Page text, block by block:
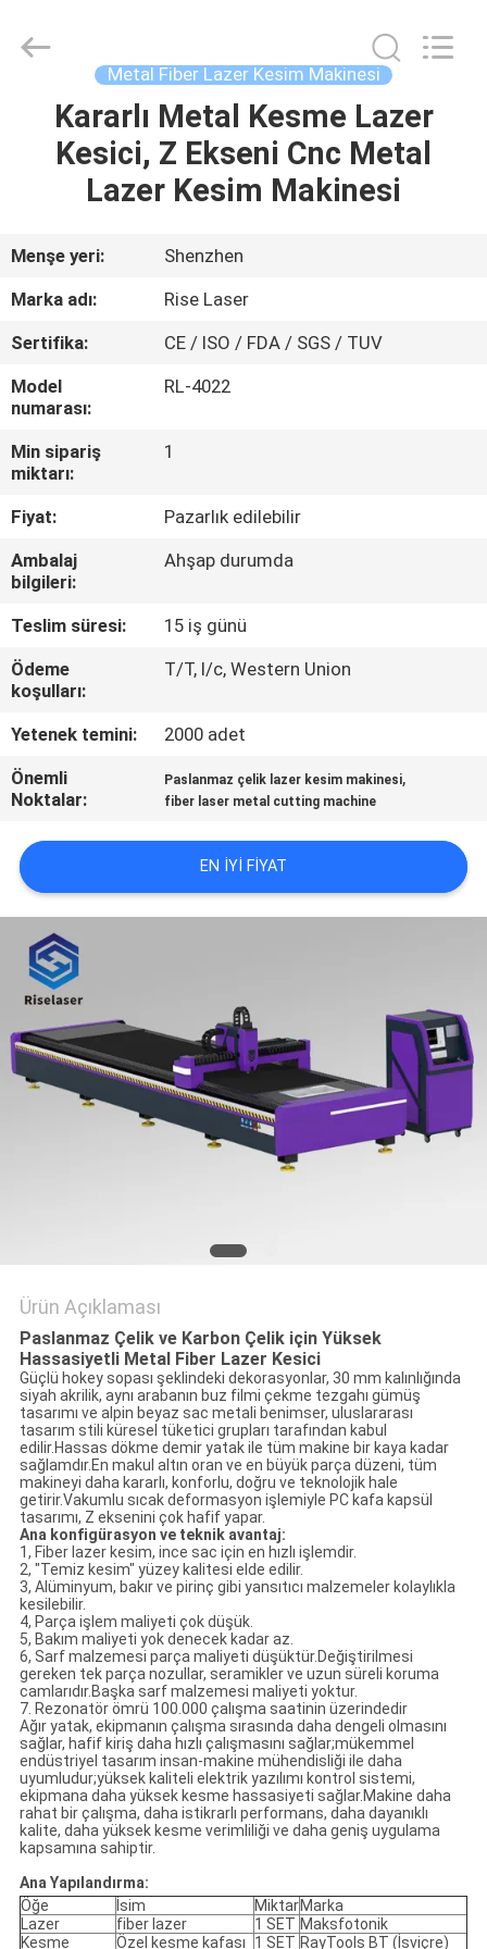
ÜRÜN:%
SG
GÖSTERISI
HAKKIMIZDA
FABRIKA
TURU
KALITE
KONTROL
BIZE
BIR
ISTEĞI
РУССКИЙ
САЙТ
SITE
HARITASI
Technology
Metal Fiber Lazer Kesim Makinesi
Kararlı Metal Kesme Lazer
Kesici, Z Ekseni Cnc Metal
Lazer Kesim Makinesi
Menşe yeri:
Shenzhen
Marka adı:
Rise Laser
Sertifika:
CE / ISO / FDA / SGS / TUV
Model
numarası:
RL-4022
Min sipariş
miktarı:
1
Fiyat:
Pazarlık edilebilir
Ambalaj
bilgileri:
Ahşap durumda
Teslim süresi:
15 iş günü
Ödeme
koşulları:
T/T, l/c, Western Union
Yetenek temini:
2000 adet
Önemli
Noktalar:
Paslanmaz çelik lazer kesim makinesi,
fiber laser metal cutting machine
EN IYI FIYAT
Ürün Açıklaması
Paslanmaz Çelik ve Karbon Çelik için Yüksek
Hassasiyetli Metal Fiber Lazer Kesici
Güçlü hokey sopası şeklindeki dekorasyonlar, 30 mm kalınlığında
siyah akrilik, aynı arabanın buz filmi çekme tezgahı gümüş
tasarımı ve alpin beyaz sac metali benimser, uluslararası
tasarım stili küresel tüketici grupları tarafından kabul
edilir.Hassas dökme demir yatak ile tüm makine bir kaya kadar
sağlamdır.En makul altın oran ve en büyük parça düzeni, tüm
makineyi daha kararlı, konforlu, doğru ve teknolojik hale
getirir.Vakumlu sıcak deformasyon işlemiyle PC kafa kapsül
tasarımı, Z eksenini çok hafif yapar.
Ana konfigürasyon ve teknik avantaj:
1, Fiber lazer kesim, ince sac için en hızlı işlemdir.
2, "Temiz kesim" yüzey kalitesi elde edilir.
3, Alüminyum, bakır ve pirinç gibi yansıtıcı malzemeler kolaylıkla
kesilebilir.
4, Parça işlem maliyeti çok düşük.
5, Bakım maliyeti yok denecek kadar az.
6, Sarf malzemesi parça maliyeti düşüktür.Değiştirilmesi
gereken tek parça nozullar, seramikler ve uzun süreli koruma
camlarıdır.Başka sarf malzemesi maliyeti yoktur.
7. Rezonatör ömrü 100.000 çalışma saatinin üzerindedir
Ağır yatak, ekipmanın çalışma sırasında daha dengeli olmasını
sağlar, hafif kiriş daha hızlı çalışmasını sağlar;mükemmel
endüstriyel tasarım insan-makine mühendisliği ile daha
uyumludur;yüksek kaliteli elektrik yazılımı kontrol sistemi,
ekipmana daha yüksek kesme hassasiyeti sağlar.Makine daha
rahat bir çalışma, daha istikrarlı performans, daha dayanıklı
kalite, daha yüksek kesme verimliliği ve daha geniş uygulama
kapsamına sahiptir.
Ana Yapılandırma:
Öğe
İsim MiktarMarka
Lazer
fiber lazer 1 SET Maksfotonik
Kesme
Özel kesme kafası 1 SET RayTools BT (İsviçre)